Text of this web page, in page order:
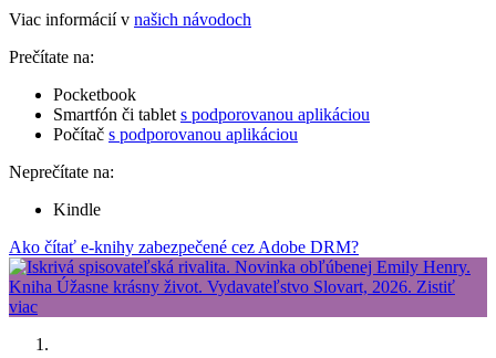
Viac informácií v našich návodoch
Prečítate na:
Pocketbook
Smartfón či tablet s podporovanou aplikáciou
Počítač s podporovanou aplikáciou
Neprečítate na:
Kindle
Ako čítať e-knihy zabezpečené cez Adobe DRM?